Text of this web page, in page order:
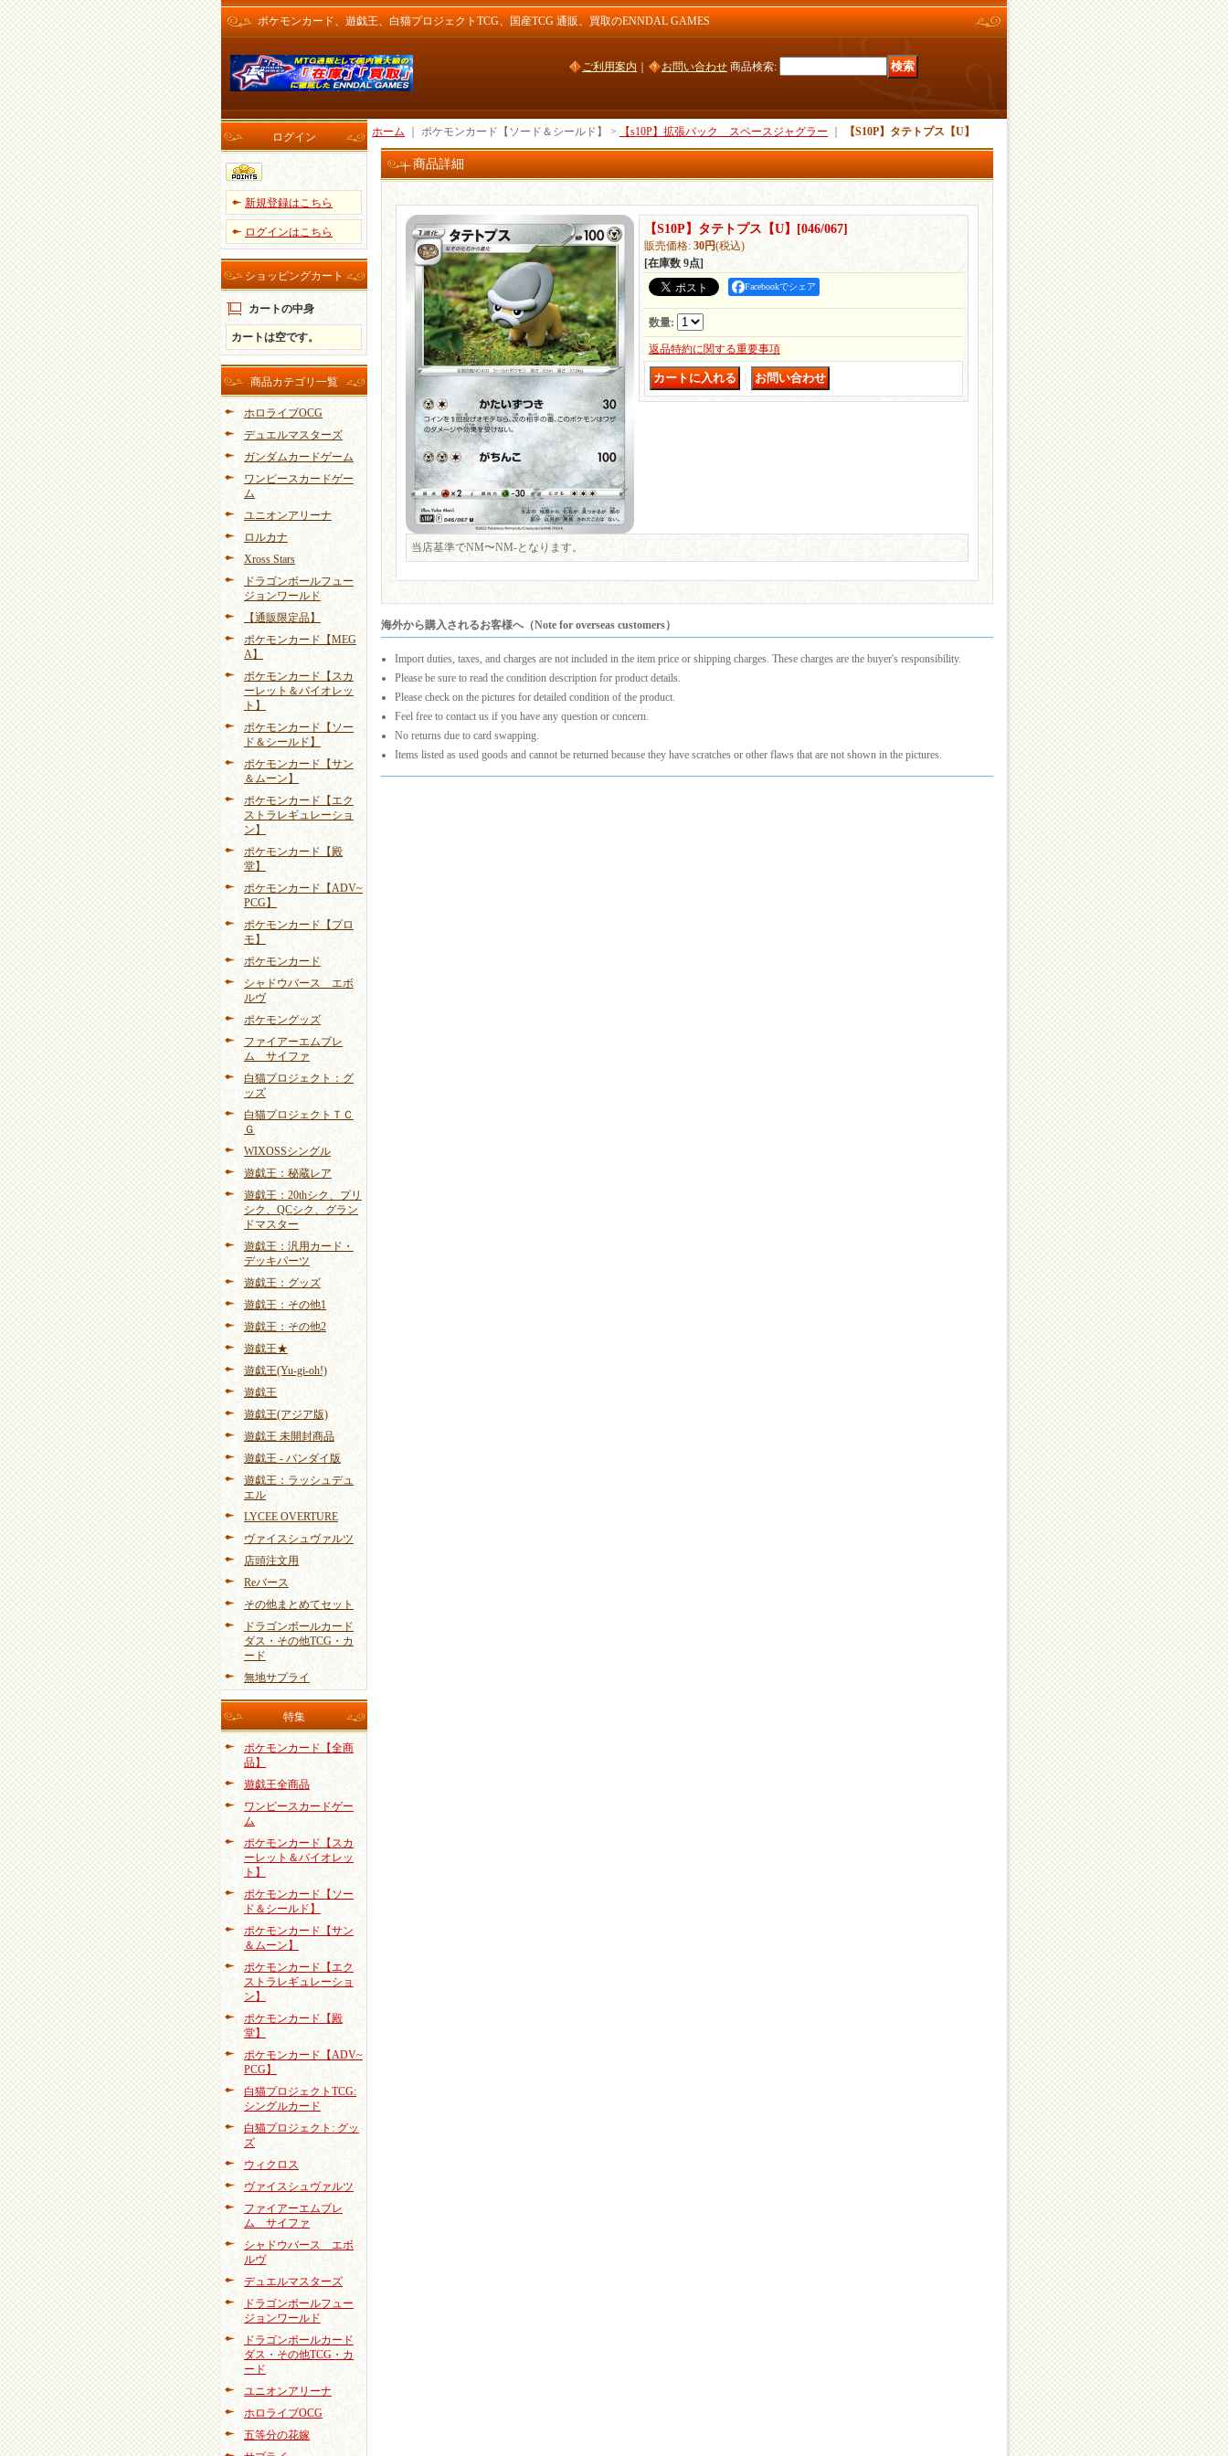
ポケモンカード、遊戯王、白猫プロジェクトTCG、国産TCG 通販、買取のENNDAL GAMES
ご利用案内 お問い合わせ 商品検索:
ログイン
新規登録はこちら
ログインはこちら
ショッピングカート
カートの中身
カートは空です。
商品カテゴリ一覧
ホロライブOCG
デュエルマスターズ
ガンダムカードゲーム
ワンピースカードゲー
ム
ユニオンアリーナ
ロルカナ
Xross Stars
ドラゴンボールフュー
ジョンワールド
【通販限定品】
ポケモンカード【MEG
A】
ポケモンカード【スカ
ーレット＆バイオレッ
ト】
ポケモンカード【ソー
ド＆シールド】
ポケモンカード【サン
＆ムーン】
ポケモンカード【エク
ストラレギュレーショ
ン】
ポケモンカード【殿
堂】
ポケモンカード【ADV~
PCG】
ポケモンカード【プロ
モ】
ポケモンカード
シャドウバース エボ
ルヴ
ポケモングッズ
ファイアーエムブレ
ム サイファ
白猫プロジェクト：グ
ッズ
白猫プロジェクトＴＣ
Ｇ
WIXOSSシングル
遊戯王：秘蔵レア
遊戯王：20thシク、プリ
シク、QCシク、グラン
ドマスター
遊戯王：汎用カード・
デッキパーツ
遊戯王：グッズ
遊戯王：その他1
遊戯王：その他2
遊戯王★
遊戯王(Yu-gi-oh!)
遊戯王
遊戯王(アジア版)
遊戯王 未開封商品
遊戯王 - バンダイ版
遊戯王：ラッシュデュ
エル
LYCEE OVERTURE
ヴァイスシュヴァルツ
店頭注文用
Reバース
その他まとめてセット
ドラゴンボールカード
ダス・その他TCG・カ
ード
無地サプライ
特集
ポケモンカード【全商
品】
遊戯王全商品
ワンピースカードゲー
ム
ポケモンカード【スカ
ーレット＆バイオレッ
ト】
ポケモンカード【ソー
ド＆シールド】
ポケモンカード【サン
＆ムーン】
ポケモンカード【エク
ストラレギュレーショ
ン】
ポケモンカード【殿
堂】
ポケモンカード【ADV~
PCG】
白猫プロジェクトTCG:
シングルカード
白猫プロジェクト: グッ
ズ
ウィクロス
ヴァイスシュヴァルツ
ファイアーエムブレ
ム サイファ
シャドウバース エボ
ルヴ
デュエルマスターズ
ドラゴンボールフュー
ジョンワールド
ドラゴンボールカード
ダス・その他TCG・カ
ード
ユニオンアリーナ
ホロライブOCG
五等分の花嫁
ホーム ｜ ポケモンカード【ソード＆シールド】 > 【s10P】拡張パック スペースジャグラー 【S10P】タテトプス【U】
商品詳細
【S10P】タテトプス【U】 [046/067]
販売価格: 30円(税込)
[在庫数 9点]
Facebookでシェア
数量:
返品特約に関する重要事項
当店基準でNM〜NM-となります。
海外から購入されるお客様へ（Note for overseas customers）
Import duties, taxes, and charges are not included in the item price or shipping charges. These charges are the buyer's responsibility.
Please be sure to read the condition description for product details.
Please check on the pictures for detailed condition of the product.
Feel free to contact us if you have any question or concern.
No returns due to card swapping.
Items listed as used goods and cannot be returned because they have scratches or other flaws that are not shown in the pictures.